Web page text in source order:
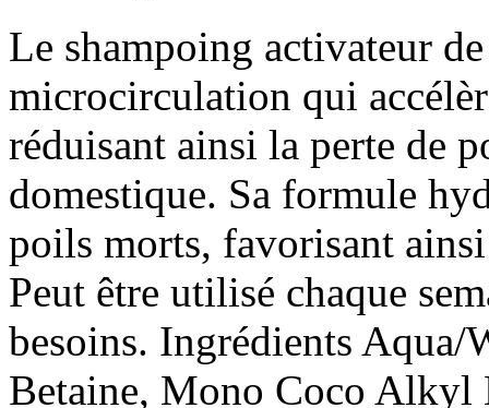
Le shampoing activateur
microcirculation qui
réduisant ainsi la perte de
domestique. Sa formule
poils morts, favorisant
Peut être utilisé chaque
besoins. Ingrédients
Betaine, Mono Coco Alkyl